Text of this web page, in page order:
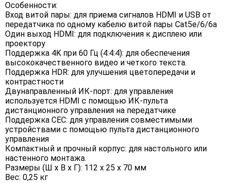
Особенности:
Вход витой пары: для приема сигналов HDMI и USB от
передатчика по одному кабелю витой пары Cat5e/6/6a
Один выход HDMI: для подключения к дисплею или
проектору
Поддержка 4K при 60 Гц (4:4:4): для обеспечения
высококачественного видео и четкого текста.
Поддержка HDR: для улучшения цветопередачи и
контрастности
Двунаправленный ИК-порт: для управления
используется HDMI с помощью ИК-пульта
дистанционного управления на передатчике
Поддержка CEC: для управления совместимыми
устройствами с помощью пульта дистанционного
управления
Компактный и прочный корпус: для настольного или
настенного монтажа.
Размеры (Ш х В х Г): 112 х 25 х 70 мм
Вес: 0,25 кг